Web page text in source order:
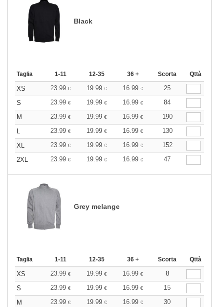
Black
Taglia 1-11 12-35 36 + Scorta Qttà
XS 23.99 € 19.99 € 16.99 €
25
S
23.99 € 19.99 € 16.99 €
84
M
23.99 € 19.99 € 16.99 €
190
L
23.99 € 19.99 € 16.99 €
130
XL
23.99 € 19.99 € 16.99 €
152
2XL
23.99 € 19.99 € 16.99 € 47
Grey melange
Taglia 1-11 12-35 36 + Scorta Qttà
XS 23.99 € 19.99 € 16.99 €
8
S
23.99 € 19.99 € 16.99 €
15
M
23.99 € 19.99 € 16.99 €
30